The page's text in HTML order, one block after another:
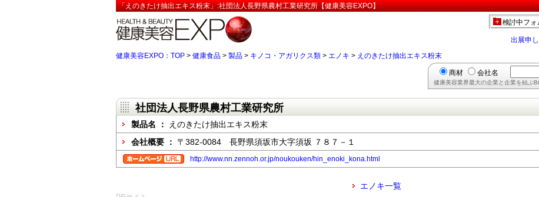
「えのきたけ抽出エキス粉末」:社団法人長野県農村工業研究所【健康美容EXPO】
検討中フォ
出展申
健康美容EXPO：TOP > 健康食品 > 製品 > キノコ・アガリクス類 > エノキ > えのきたけ抽出エキス粉末
商材 会社名
健康美容業界最大の企業と企業を結ぶ
社団法人長野県農村工業研究所
製品名 ：
えのきたけ抽出エキス粉末
会社概要 ： 〒382-0084 長野県須坂市大字須坂 ７８７－１
http://www.nn.zennoh.or.jp/noukouken/hin_enoki_kona.html
エノキ一覧